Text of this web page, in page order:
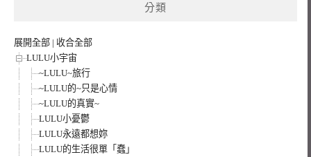
分類
展開全部 | 收合全部
LULU小宇宙
~LULU~旅行
~LULU的~只是心情
~LULU的真實~
LULU小憂鬱
LULU永遠都想妳
LULU的生活很單「蠢」